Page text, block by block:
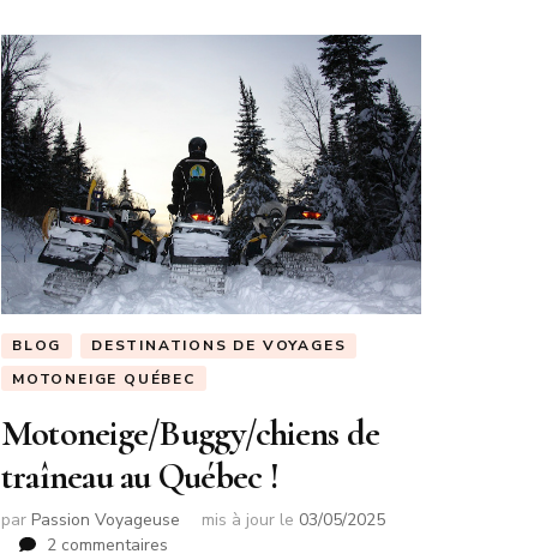
BLOG
DESTINATIONS DE VOYAGES
MOTONEIGE QUÉBEC
Motoneige/Buggy/chiens de
traîneau au Québec !
par Passion Voyageuse mis à jour le 03/05/2025
2 commentairessur